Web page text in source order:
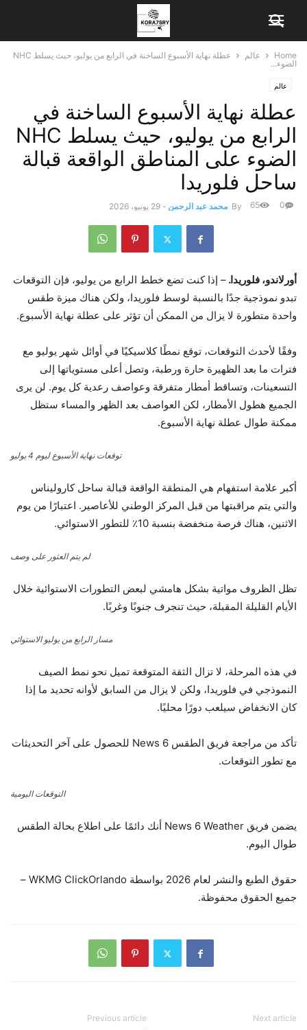
Home عالم
عطلة نهاية الأسبوع الساخنة في الرابع من يوليو، حيث يسلط NHC
الضوء...
عالم
عطلة نهاية الأسبوع الساخنة في
الرابع من يوليو، حيث يسلط NHC
الضوء على المناطق الواقعة قبالة
ساحل فلوريدا
By محمد عبد الرحمن - 29 يونيو، 2026 0
65
أورلاندو، فلوريدا. – إذا كنت تضع خطط الرابع من يوليو، فإن التوقعات
تبدو نموذجية جدًا بالنسبة لوسط فلوريدا، ولكن هناك ميزة طقس
واحدة متطورة لا يزال من الممكن أن تؤثر على عطلة نهاية الأسبوع.
وفقًا لأحدث التوقعات، توقع نمطًا كلاسيكيًا في أوائل شهر يوليو مع
فترات ما بعد الظهيرة حارة ورطبة، وتصل أعلى مستوياتها إلى
التسعينات، وتساقط أمطار متفرقة وعواصف رعدية كل يوم. لن يرى
الجميع هطول الأمطار، لكن العواصف بعد الظهر والمساء ستظل
ممكنة طوال عطلة نهاية الأسبوع.
توقعات نهاية الأسبوع ليوم 4 يوليو
أكبر علامة استفهام هي المنطقة الواقعة قبالة ساحل كاروليناس
والتي يتم مراقبتها من قبل المركز الوطني للأعاصير. اعتبارًا من يوم
الاثنين، هناك فرصة منخفضة بنسبة 10٪ للتطور الاستوائي.
لم يتم العثور على وصف
تظل الظروف مواتية بشكل هامشي لبعض التطورات الاستوائية خلال
الأيام القليلة المقبلة، حيث تنجرف جنوبًا وغربًا.
مسار الرابع من يوليو الاستوائي
في هذه المرحلة، لا تزال الثقة المتوقعة تميل نحو نمط الصيف
النموذجي في فلوريدا، ولكن لا يزال من السابق لأوانه تحديد ما إذا
كان الانخفاض سيلعب دورًا محليًا.
تأكد من مراجعة فريق الطقس News 6 للحصول على آخر التحديثات
مع تطور التوقعات.
التوقعات اليومية
يضمن فريق News 6 Weather أنك دائمًا على اطلاع بحالة الطقس
طوال اليوم.
حقوق الطبع والنشر لعام 2026 بواسطة WKMG ClickOrlando –
جميع الحقوق محفوظة.
Previous article Next article